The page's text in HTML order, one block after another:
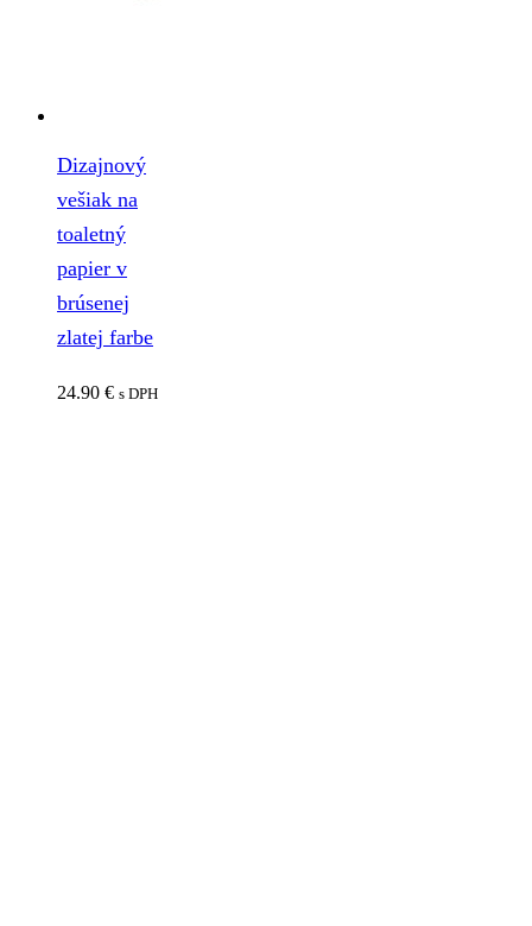
Dizajnový
vešiak na
toaletný
papier v
brúsenej
zlatej farbe
24.90 € s DPH